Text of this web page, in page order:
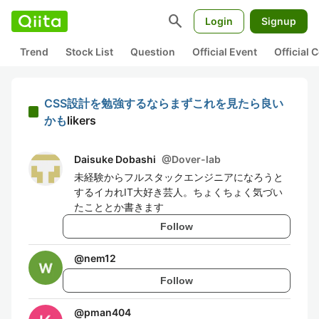
search Login Signup
Trend Stock List Question Official Event Official
CSS設計を勉強するならまずこれを見たら良い
かもlikers
Daisuke Dobashi @Dover-lab
未経験からフルスタックエンジニアになろうと
するイカれIT大好き芸人。ちょくちょく気づい
たこととか書きます
Follow
@nem12
Follow
@pman404